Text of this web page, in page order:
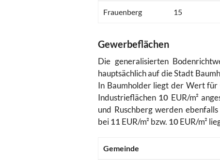
Frauenberg 15
Gewerbeflächen
Die generalisierten
hauptsächlich auf die Stadt
In Baumholder liegt der Wert für
Industrieflächen 10 EUR/m²
und Ruschberg werden
bei11 EUR/m² bzw. 10EUR/m²
Gemeinde